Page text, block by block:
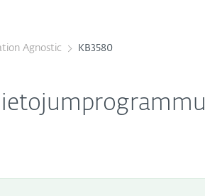
Agnostic KB3580
lietojumprogrammu